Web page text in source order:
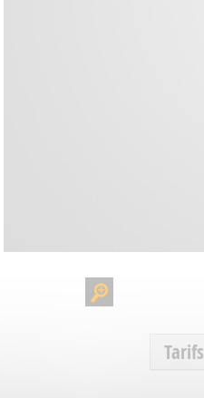
Tarifs